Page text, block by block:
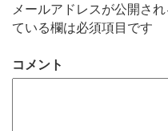
メールアドレスが公開さ
ている欄は必須項目です
コメント